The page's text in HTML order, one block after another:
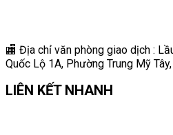
🏬 Địa chỉ văn phòng giao dịch :
Quốc Lộ 1A, Phường Trung Mỹ
LIÊN KẾT NHANH